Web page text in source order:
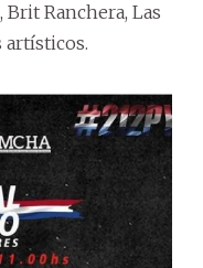
Ranchera, Las
artísticos.